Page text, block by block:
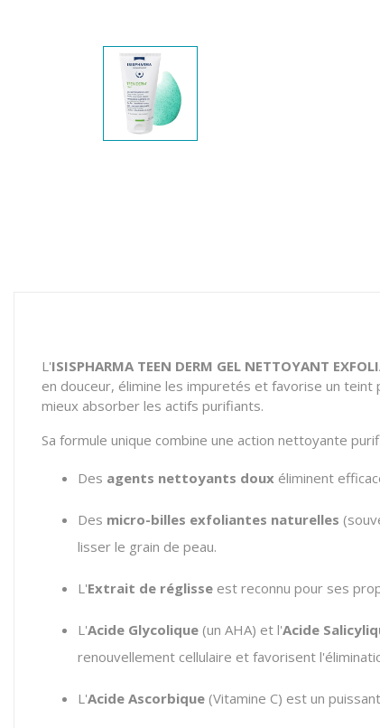
L'ISISPHARMA TEEN DERM GEL NETTOYANT
en douceur, élimine les impuretés et favorise un
mieux absorber les actifs purifiants.
Sa formule unique combine une action nettoyante
Des agents nettoyants doux éliminent
Des micro-billes exfoliantes naturelles
lisser le grain de peau.
L'Extrait de réglisse est reconnu pour ses
L'Acide Glycolique (un AHA) et l'Acide
renouvellement cellulaire et favorisent
L'Acide Ascorbique (Vitamine C) est un